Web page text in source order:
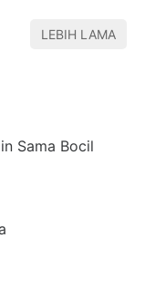
LEBIH LAMA
Sama Bocil